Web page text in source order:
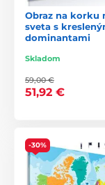
Obraz na korku
sveta s
dominantami
Skladom
59,00 €
51,92 €
-30%